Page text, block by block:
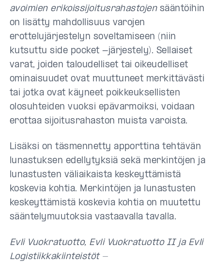
avoimien erikoissijoitusrahastojensääntöihin
on lisätty mahdollisuus varojen
erottelujärjestelyn soveltamiseen (niin
kutsuttu side pocket -järjestely). Sellaiset
varat, joiden taloudelliset tai oikeudelliset
ominaisuudet ovat muuttuneet merkittävästi
tai jotka ovat käyneet poikkeuksellisten
olosuhteiden vuoksi epävarmoiksi, voidaan
erottaa sijoitusrahaston muista varoista.
Lisäksi on täsmennetty apporttina tehtävän
lunastuksen edellytyksiä sekä merkintöjen ja
lunastusten väliaikaista keskeyttämistä
koskevia kohtia. Merkintöjen ja lunastusten
keskeyttämistä koskevia kohtia on muutettu
sääntelymuutoksia vastaavalla tavalla.
Evli Vuokratuotto, Evli Vuokratuotto II ja Evli
Logistiikkakiinteistöt -